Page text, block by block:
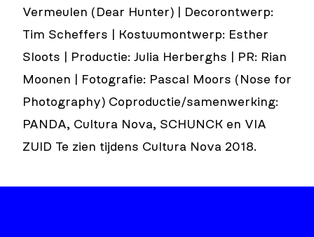
Vermeulen (Dear Hunter) | Decorontwerp:
Tim Scheffers | Kostuumontwerp: Esther
Sloots | Productie: Julia Herberghs | PR: Rian
Moonen | Fotografie: Pascal Moors (Nose for
Photography) Coproductie/samenwerking:
PANDA, Cultura Nova, SCHUNCK en VIA
ZUID Te zien tijdens Cultura Nova 2018.